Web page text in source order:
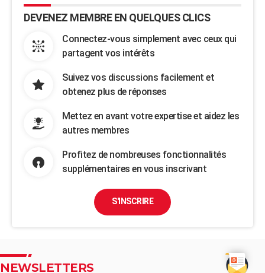
DEVENEZ MEMBRE EN QUELQUES CLICS
Connectez-vous simplement avec ceux qui
partagent vos intérêts
Suivez vos discussions facilement et
obtenez plus de réponses
Mettez en avant votre expertise et aidez les
autres membres
Profitez de nombreuses fonctionnalités
supplémentaires en vous inscrivant
S'INSCRIRE
NEWSLETTERS